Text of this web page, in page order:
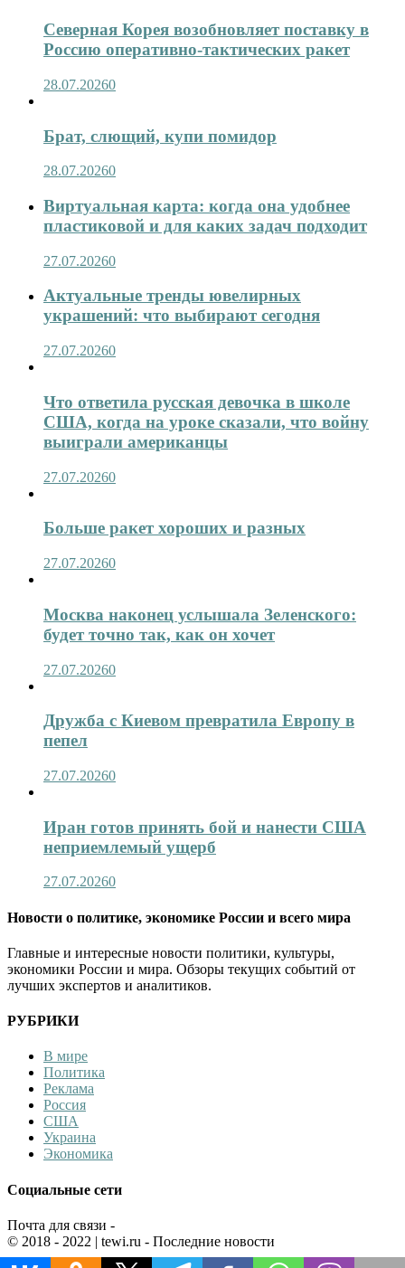
Северная Корея возобновляет поставку в
Россию оперативно-тактических ракет
28.07.20260
Брат, слющий, купи помидор
28.07.20260
Виртуальная карта: когда она удобнее
пластиковой и для каких задач подходит
27.07.20260
Актуальные тренды ювелирных
украшений: что выбирают сегодня
27.07.20260
Что ответила русская девочка в школе
США, когда на уроке сказали, что войну
выиграли американцы
27.07.20260
Больше ракет хороших и разных
27.07.20260
Москва наконец услышала Зеленского:
будет точно так, как он хочет
27.07.20260
Дружба с Киевом превратила Европу в
пепел
27.07.20260
Иран готов принять бой и нанести США
неприемлемый ущерб
27.07.20260
Новости о политике, экономике России и всего мира
Главные и интересные новости политики, культуры,
экономики России и мира. Обзоры текущих событий от
лучших экспертов и аналитиков.
РУБРИКИ
В мире
Политика
Реклама
Россия
США
Украина
Экономика
Социальные сети
Почта для связи -
© 2018 - 2022 | tewi.ru - Последние новости